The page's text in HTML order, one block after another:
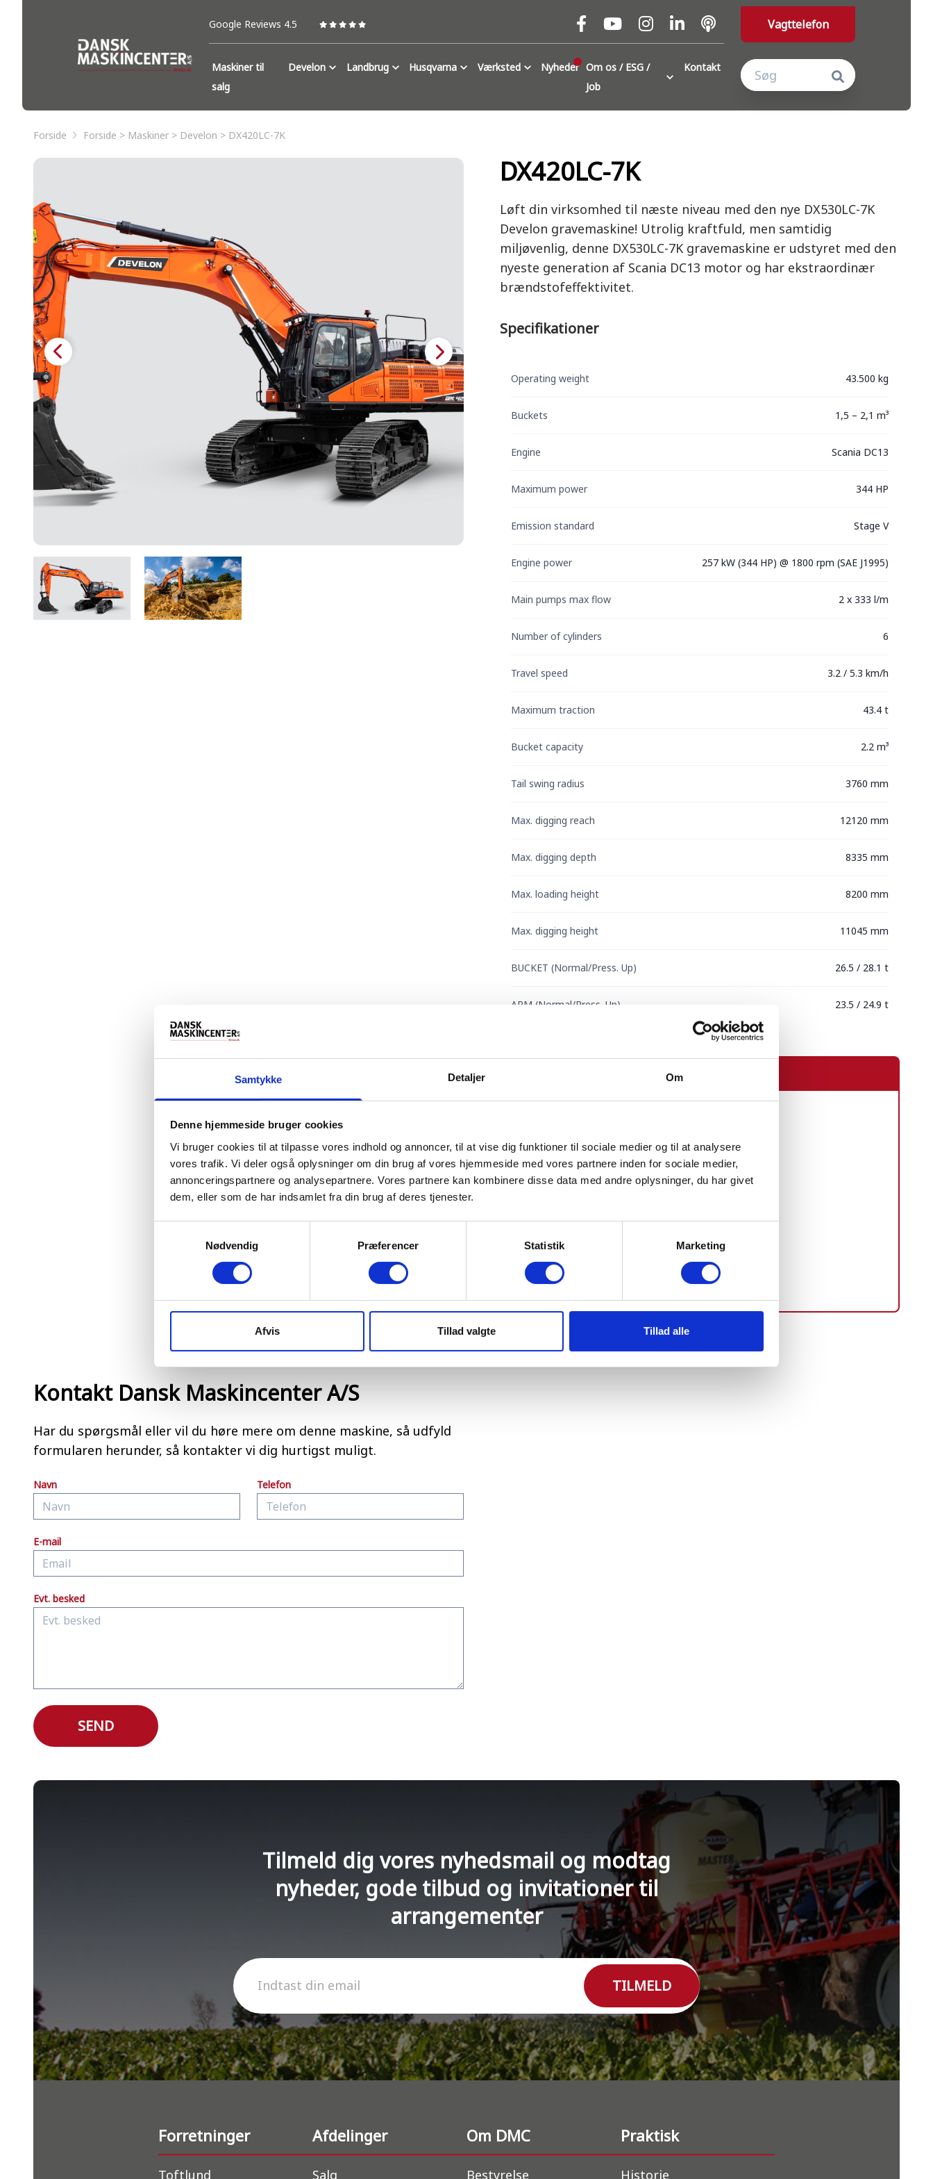
Samtykke Detaljer Om
Denne hjemmeside bruger cookies
Vi bruger cookies til at tilpasse vores indhold og annoncer, til at vise dig funktioner til sociale medier og til at analysere
vores trafik. Vi deler også oplysninger om din brug af vores hjemmeside med vores partnere inden for sociale medier,
annonceringspartnere og analysepartnere. Vores partnere kan kombinere disse data med andre oplysninger, du har givet
dem, eller som de har indsamlet fra din brug af deres tjenester.
Nødvendig
Præferencer Statistik Marketing
Afvis Tillad valgte Tillad alle
Google Reviews 4.5
Maskiner til
salg
Develon Landbrug Husqvarna Værksted Nyheder Om os / ESG /
Job
Kontakt
Vagttelefon
Forside Forside > Maskiner > Develon > DX420LC-7K
DX420LC-7K
Løft din virksomhed til næste niveau med den nye DX530LC-7K
Develon gravemaskine! Utrolig kraftfuld, men samtidig
miljøvenlig, denne DX530LC-7K gravemaskine er udstyret med den
nyeste generation af Scania DC13 motor og har ekstraordinær
brændstofeffektivitet.
Specifikationer
Operating weight 43.500 kg
Buckets 1,5 – 2,1 m³
Engine Scania DC13
Maximum power 344 HP
Emission standard Stage V
Engine power 257 kW (344 HP) @ 1800 rpm (SAE J1995)
Main pumps max flow 2 x 333 l/m
Number of cylinders 6
Travel speed 3.2 / 5.3 km/h
Maximum traction 43.4 t
Bucket capacity 2.2 m³
Tail swing radius 3760 mm
Max. digging reach 12120 mm
Max. digging depth 8335 mm
Max. loading height 8200 mm
Max. digging height 11045 mm
BUCKET (Normal/Press. Up) 26.5 / 28.1 t
ARM (Normal/Press. Up) 23.5 / 24.9 t
Download
Kontakt Dansk Maskincenter A/S
Har du spørgsmål eller vil du høre mere om denne maskine, så udfyld
formularen herunder, så kontakter vi dig hurtigst muligt.
Navn Telefon
E-mail
Evt. besked
SEND
Tilmeld dig vores nyhedsmail og modtag
nyheder, gode tilbud og invitationer til
arrangementer
Indtast din email TILMELD
Forretninger
Toftlund
Afdelinger
Salg
Om DMC
Bestyrelse
Praktisk
Historie